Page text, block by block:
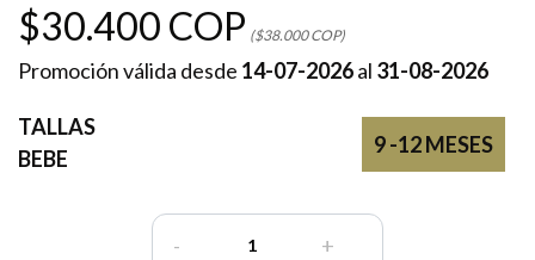
$30.400 COP ($38.000 COP)
Promoción válida desde 14-07-2026al 31-08-2026
TALLAS
BEBE
9 -12 MESES
- +